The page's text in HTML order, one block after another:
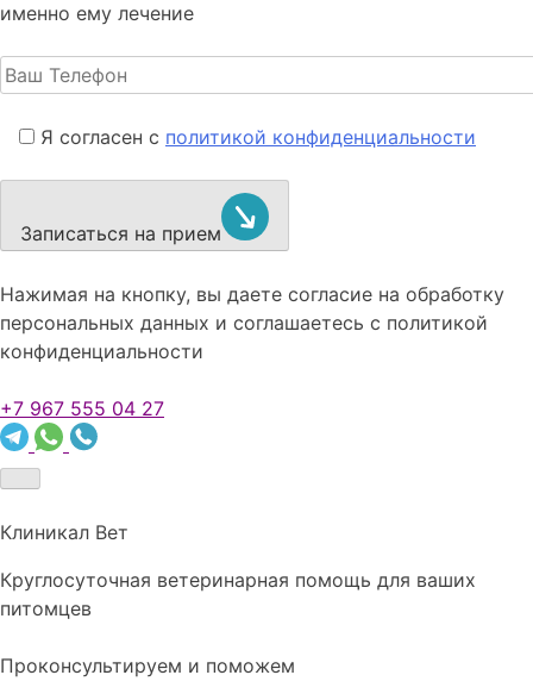
именно ему лечение
Я согласен с политикой конфиденциальности
Записаться на прием
Нажимая на кнопку, вы даете согласие на обработку
персональных данных и соглашаетесь c политикой
конфиденциальности
+7 967 555 04 27
Клиникал Вет
Круглосуточная ветеринарная помощь для ваших
питомцев
Проконсультируем и поможем